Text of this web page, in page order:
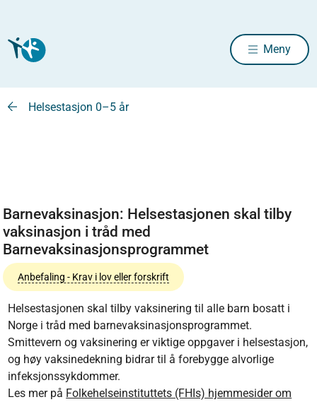
Meny
Helsestasjon 0–5 år
Barnevaksinasjon: Helsestasjonen skal tilby
vaksinasjon i tråd med
Barnevaksinasjonsprogrammet
Anbefaling - Krav i lov eller forskrift
Helsestasjonen skal tilby vaksinering til alle barn bosatt i
Norge i tråd med barnevaksinasjonsprogrammet.
Smittevern og vaksinering er viktige oppgaver i helsestasjon,
og høy vaksinedekning bidrar til å forebygge alvorlige
infeksjonssykdommer.
Les mer på Folkehelseinstituttets (FHIs) hjemmesider om